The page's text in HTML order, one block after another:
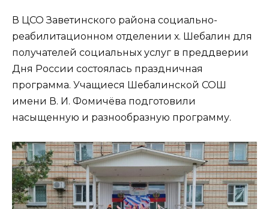
В ЦСО Заветинского района социально-
реабилитационном отделении х. Шебалин для
получателей социальных услуг в преддверии
Дня России состоялась праздничная
программа. Учащиеся Шебалинской СОШ
имени В. И. Фомичёва подготовили
насыщенную и разнообразную программу.